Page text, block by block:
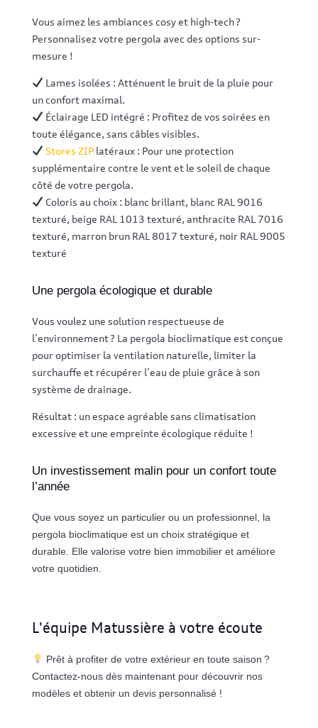
Vous aimez les ambiances cosy et high-tech ?
Personnalisez votre pergola avec des options sur-
mesure !
Lames isolées : Atténuent le bruit de la pluie pour
un confort maximal.
Éclairage LED intégré : Profitez de vos soirées en
toute élégance, sans câbles visibles.
Stores ZIPlatéraux : Pour une protection
supplémentaire contre le vent et le soleil de chaque
côté de votre pergola.
Coloris au choix : blanc brillant, blanc RAL 9016
texturé, beige RAL 1013 texturé, anthracite RAL 7016
texturé, marron brun RAL 8017 texturé, noir RAL 9005
texturé
Une pergola écologique et durable
Vous voulez une solution respectueuse de
l’environnement ? La pergola bioclimatique est conçue
pour optimiser la ventilation naturelle, limiter la
surchauffe et récupérer l’eau de pluie grâce à son
système de drainage.
Résultat : un espace agréable sans climatisation
excessive et une empreinte écologique réduite !
Un investissement malin pour un confort toute
l’année
Que vous soyez un particulier ou un professionnel, la
pergola bioclimatique est un choix stratégique et
durable. Elle valorise votre bien immobilier et améliore
votre quotidien.
L'équipe Matussière à votre écoute
Prêt à profiter de votre extérieur en toute saison ?
Contactez-nous dès maintenant pour découvrir nos
modèles et obtenir un devis personnalisé !